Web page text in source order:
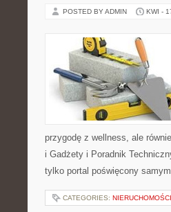
POSTED BY ADMIN KWI -
przygodę z wellness, ale
i Gadżety i Poradnik
tylko portal poświęcony
CATEGORIES: NIERUCHOMOŚCI